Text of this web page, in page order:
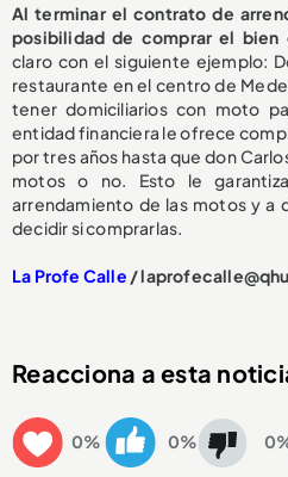
Al terminar el contrato de
posibilidad de comprar el bien
claro con el siguiente ejemplo:
restaurante en el centro de
tener domiciliarios con moto
entidad financiera le ofrece
por tres años hasta que don
motos o no. Esto le
arrendamiento de las motos y a
decidir si comprarlas.
La Profe Calle /
Reacciona a esta
0% 0%